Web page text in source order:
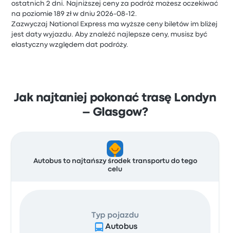
ostatnich 2 dni. Najniższej ceny za podróż możesz oczekiwać
na poziomie 189 zł w dniu 2026-08-12.
Zazwyczaj National Express ma wyższe ceny biletów im bliżej
jest daty wyjazdu. Aby znaleźć najlepsze ceny, musisz być
elastyczny względem dat podróży.
Jak najtaniej pokonać trasę Londyn
– Glasgow?
Autobus to najtańszy środek transportu do tego
celu
Typ pojazdu
Autobus